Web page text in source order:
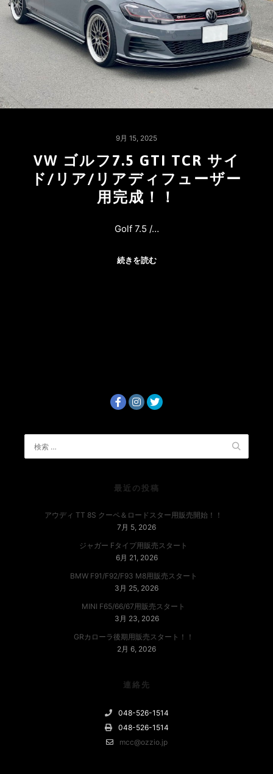
9月 15, 2025
VW ゴルフ7.5 GTI TCR サイ
ド/リア/リアディフューザー
用完成！！
Golf 7.5 /…
続きを読む
最近の投稿
アウディ TT 8S クーペ＆ロードスター用販売開始！！
7月 5, 2026
ジャガー Fタイプ用販売スタート
6月 21, 2026
BMW F91/F92/F93 M8用販売スタート
3月 25, 2026
MINI F65/66/67用販売スタート
3月 23, 2026
GRカローラ後期用販売スタート！！
2月 6, 2026
連絡先
048-526-1514
048-526-1514
mcc@ozzio.jp